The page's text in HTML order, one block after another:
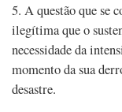
5. A questão que se
ilegítima que o
necessidade da
momento da sua
desastre.